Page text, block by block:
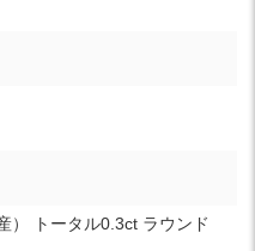
） トータル0.3ct ラウンド